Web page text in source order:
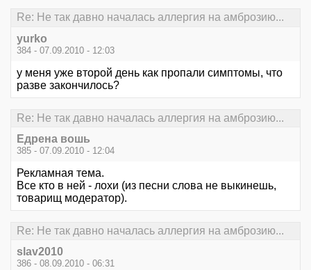
Re: Не так давно началась аллергия на амброзию...
yurko
384 - 07.09.2010 - 12:03
у меня уже второй день как пропали симптомы, что
разве закончилось?
Re: Не так давно началась аллергия на амброзию...
Едрена вошь
385 - 07.09.2010 - 12:04
Рекламная тема.
Все кто в ней - лохи (из песни слова не выкинешь,
товарищ модератор).
Re: Не так давно началась аллергия на амброзию...
slav2010
386 - 08.09.2010 - 06:31